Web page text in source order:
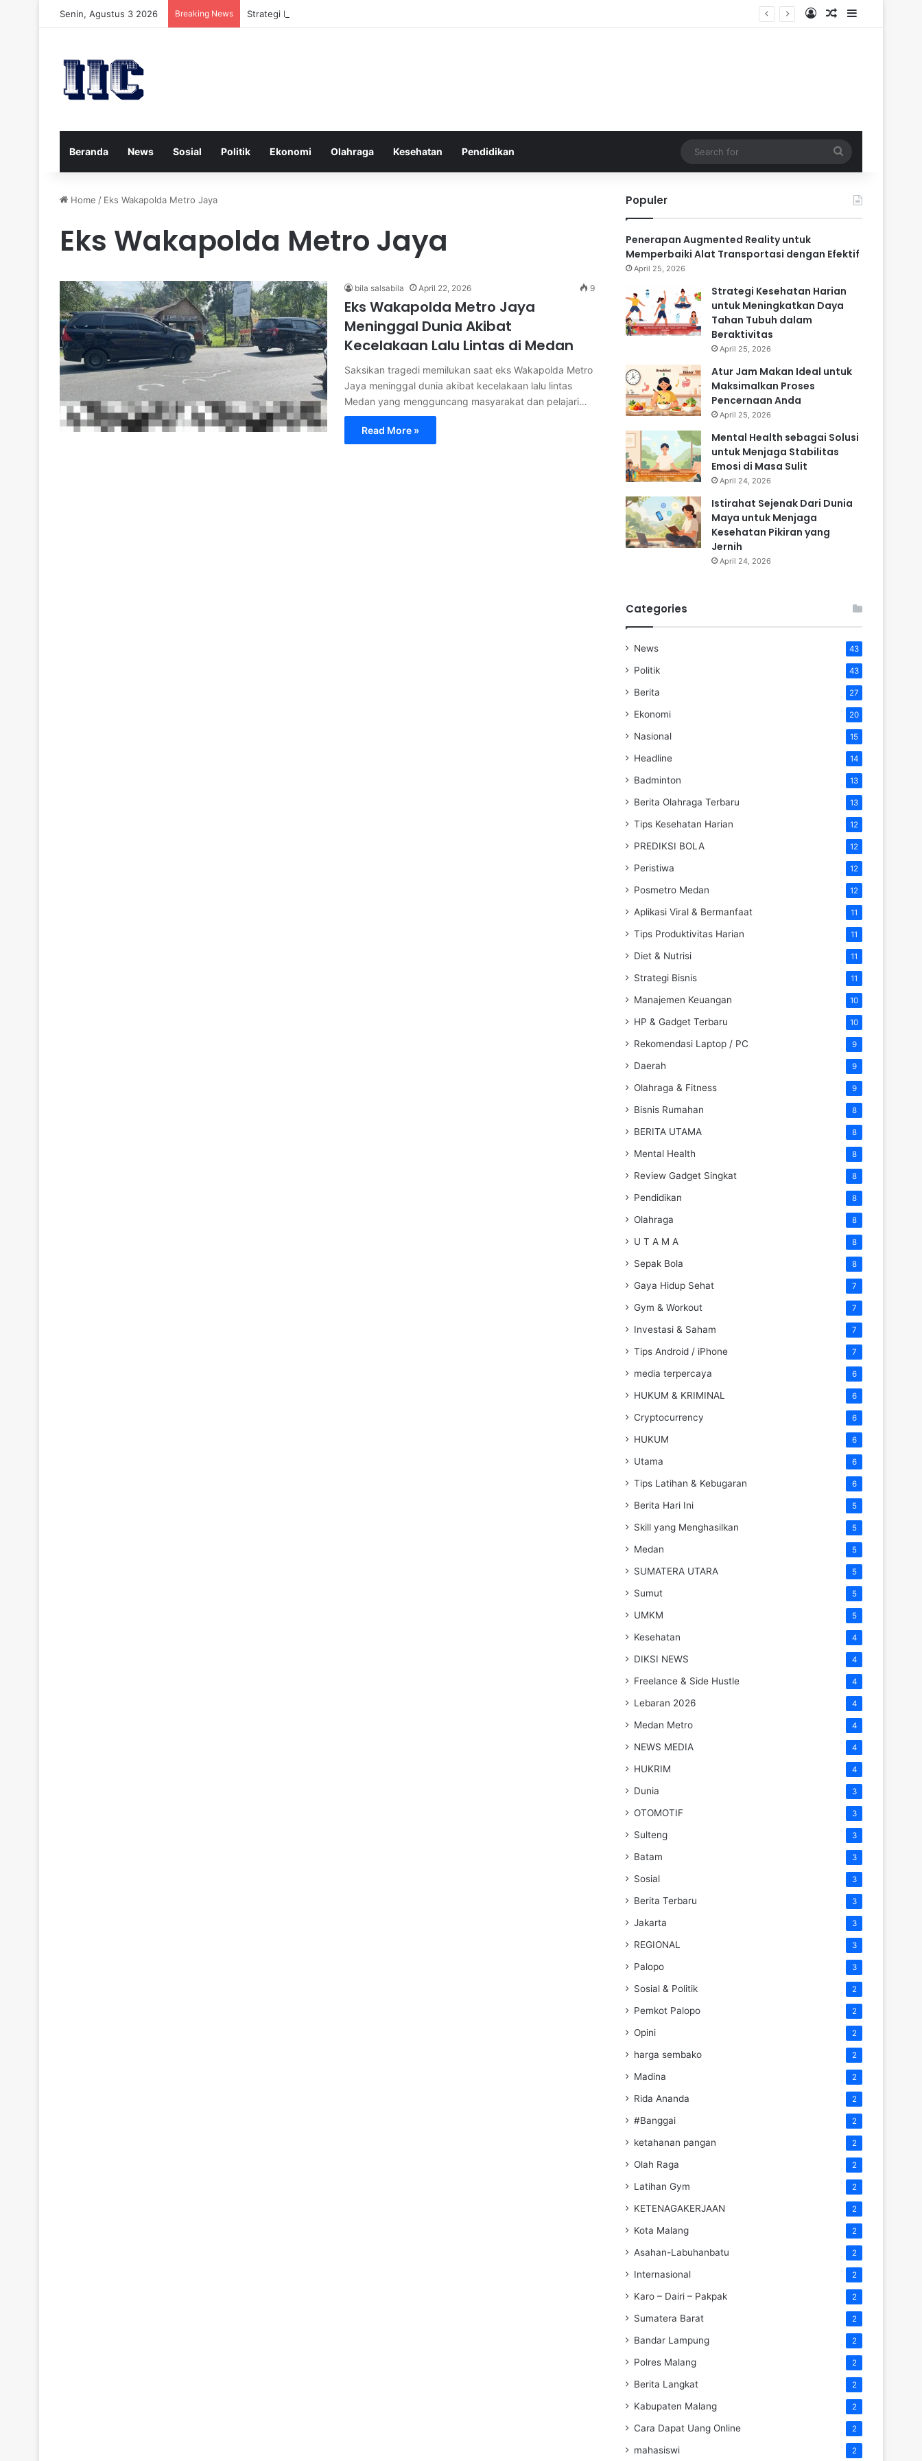
Senin, Agustus 3 2026 Breaking News Strategi Kesehatan Harian untuk Meningkatkan Daya Tahan Tubuh dalam Beraktivitas Log InRandom Article
Sidebar
Beranda News Sosial Politik Ekonomi Olahraga Kesehatan Pendidikan
for
Home / Eks Wakapolda Metro Jaya
Eks Wakapolda Metro Jaya
bila salsabila April 22, 2026 9
Eks Wakapolda Metro Jaya
Meninggal Dunia Akibat
Kecelakaan Lalu Lintas di Medan
Saksikan tragedi memilukan saat eks Wakapolda Metro
Jaya meninggal dunia akibat kecelakaan lalu lintas
Medan yang mengguncang masyarakat dan pelajari…
Read More »
Populer
Penerapan Augmented Reality untuk
Memperbaiki Alat Transportasi dengan Efektif
April 25, 2026
Strategi Kesehatan Harian
untuk Meningkatkan Daya
Tahan Tubuh dalam
Beraktivitas
April 25, 2026
Atur Jam Makan Ideal untuk
Maksimalkan Proses
Pencernaan Anda
April 25, 2026
Mental Health sebagai Solusi
untuk Menjaga Stabilitas
Emosi di Masa Sulit
April 24, 2026
Istirahat Sejenak Dari Dunia
Maya untuk Menjaga
Kesehatan Pikiran yang
Jernih
April 24, 2026
Categories
News 43
Politik 43
Berita 27
Ekonomi 20
Nasional 15
Headline 14
Badminton 13
Berita Olahraga Terbaru 13
Tips Kesehatan Harian 12
PREDIKSI BOLA 12
Peristiwa 12
Posmetro Medan 12
Aplikasi Viral & Bermanfaat 11
Tips Produktivitas Harian 11
Diet & Nutrisi 11
Strategi Bisnis 11
Manajemen Keuangan 10
HP & Gadget Terbaru 10
Rekomendasi Laptop / PC 9
Daerah 9
Olahraga & Fitness 9
Bisnis Rumahan 8
BERITA UTAMA 8
Mental Health 8
Review Gadget Singkat 8
Pendidikan 8
Olahraga 8
U T A M A 8
Sepak Bola 8
Gaya Hidup Sehat 7
Gym & Workout 7
Investasi & Saham 7
Tips Android / iPhone 7
media terpercaya 6
HUKUM & KRIMINAL 6
Cryptocurrency 6
HUKUM 6
Utama 6
Tips Latihan & Kebugaran 6
Berita Hari Ini 5
Skill yang Menghasilkan 5
Medan 5
SUMATERA UTARA 5
Sumut 5
UMKM 5
Kesehatan 4
DIKSI NEWS 4
Freelance & Side Hustle 4
Lebaran 2026 4
Medan Metro 4
NEWS MEDIA 4
HUKRIM 4
Dunia 3
OTOMOTIF 3
Sulteng 3
Batam 3
Sosial 3
Berita Terbaru 3
Jakarta 3
REGIONAL 3
Palopo 3
Sosial & Politik 2
Pemkot Palopo 2
Opini 2
harga sembako 2
Madina 2
Rida Ananda 2
#Banggai 2
ketahanan pangan 2
Olah Raga 2
Latihan Gym 2
KETENAGAKERJAAN 2
Kota Malang 2
Asahan-Labuhanbatu 2
Internasional 2
Karo – Dairi – Pakpak 2
Sumatera Barat 2
Bandar Lampung 2
Polres Malang 2
Berita Langkat 2
Kabupaten Malang 2
Cara Dapat Uang Online 2
mahasiswi 2